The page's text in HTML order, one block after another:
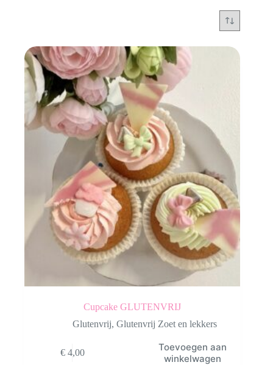
Cupcake GLUTENVRIJ
Glutenvrij, Glutenvrij Zoet en lekkers
€4,00
Toevoegen aan
winkelwagen